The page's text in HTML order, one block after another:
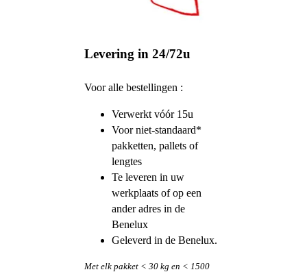
Levering in 24/72u
Voor alle bestellingen :
Verwerkt vóór 15u
Voor niet-standaard*
pakketten, pallets of
lengtes
Te leveren in uw
werkplaats of op een
ander adres in de
Benelux
Geleverd in de Benelux.
Met elk pakket < 30 kg en < 1500